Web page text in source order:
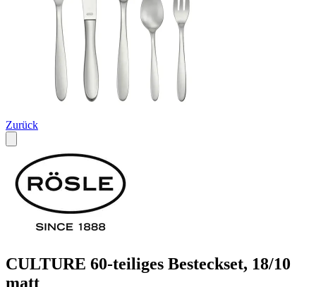
Zurück
CULTURE 60-teiliges Besteckset, 18/10
matt